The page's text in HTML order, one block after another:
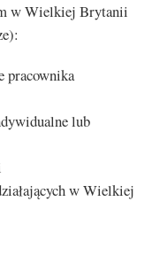
w Wielkiej Brytanii
pracownika
lub
w Wielkiej